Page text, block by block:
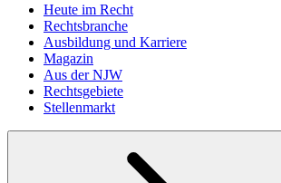
Heute im Recht
Rechtsbranche
Ausbildung und Karriere
Magazin
Aus der NJW
Rechtsgebiete
Stellenmarkt